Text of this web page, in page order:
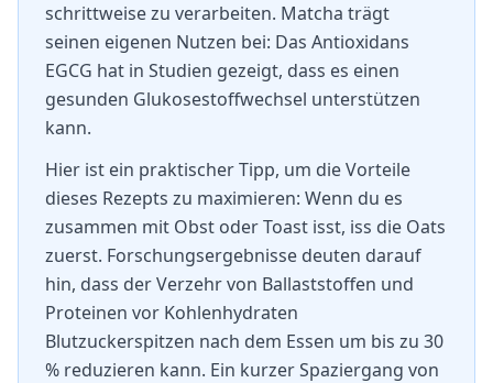
schrittweise zu verarbeiten. Matcha trägt
seinen eigenen Nutzen bei: Das Antioxidans
EGCG hat in Studien gezeigt, dass es einen
gesunden Glukosestoffwechsel unterstützen
kann.
Hier ist ein praktischer Tipp, um die Vorteile
dieses Rezepts zu maximieren: Wenn du es
zusammen mit Obst oder Toast isst, iss die Oats
zuerst. Forschungsergebnisse deuten darauf
hin, dass der Verzehr von Ballaststoffen und
Proteinen vor Kohlenhydraten
Blutzuckerspitzen nach dem Essen um bis zu 30
% reduzieren kann. Ein kurzer Spaziergang von